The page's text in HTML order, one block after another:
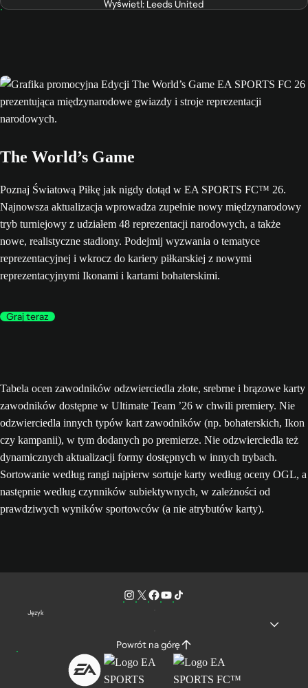
Wyświetl: Leeds United
The World’s Game
Poznaj Światową Piłkę jak nigdy dotąd w EA SPORTS FC™ 26.
Najnowsza aktualizacja wprowadza zupełnie nowy międzynarodowy
tryb turniejowy z udziałem 48 reprezentacji narodowych, a także
nowe, realistyczne stadiony. Podejmij wyzwania o tematyce
reprezentacyjnej i wkrocz do kariery piłkarskiej z nowymi
reprezentacyjnymi Ikonami i kartami bohaterskimi.
Graj teraz
Tabela ocen zawodników odzwierciedla złote, srebrne i brązowe karty
zawodników dostępne w Ultimate Team ’26 w chwili premiery. Nie
odzwierciedla innych typów kart zawodników (np. bohaterskich, Ikon
czy kampanii), w tym dodanych po premierze. Nie odzwierciedla też
dynamicznych aktualizacji formy dostępnych w innych trybach.
Sortowanie według rangi najpierw sortuje karty według oceny OGL, a
następnie według czynników subiektywnych, w zależności od
prawdziwych wyników sportowców (a nie atrybutów karty).
Język
Powrót na górę